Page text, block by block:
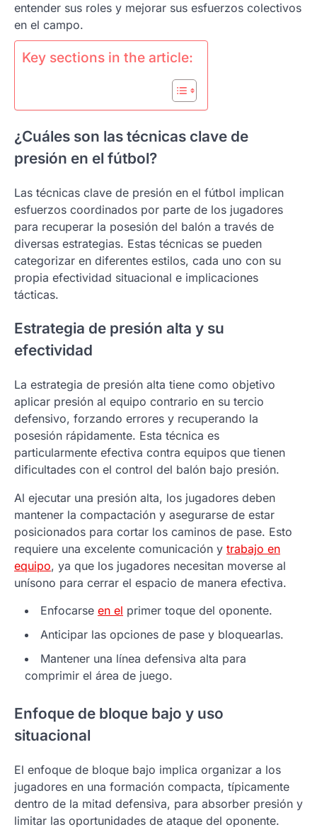
entender sus roles y mejorar sus esfuerzos colectivos
en el campo.
Key sections in the article:
¿Cuáles son las técnicas clave de
presión en el fútbol?
Las técnicas clave de presión en el fútbol implican
esfuerzos coordinados por parte de los jugadores
para recuperar la posesión del balón a través de
diversas estrategias. Estas técnicas se pueden
categorizar en diferentes estilos, cada uno con su
propia efectividad situacional e implicaciones
tácticas.
Estrategia de presión alta y su
efectividad
La estrategia de presión alta tiene como objetivo
aplicar presión al equipo contrario en su tercio
defensivo, forzando errores y recuperando la
posesión rápidamente. Esta técnica es
particularmente efectiva contra equipos que tienen
dificultades con el control del balón bajo presión.
Al ejecutar una presión alta, los jugadores deben
mantener la compactación y asegurarse de estar
posicionados para cortar los caminos de pase. Esto
requiere una excelente comunicación y trabajo en
equipo, ya que los jugadores necesitan moverse al
unísono para cerrar el espacio de manera efectiva.
Enfocarse en el primer toque del oponente.
Anticipar las opciones de pase y bloquearlas.
Mantener una línea defensiva alta para
comprimir el área de juego.
Enfoque de bloque bajo y uso
situacional
El enfoque de bloque bajo implica organizar a los
jugadores en una formación compacta, típicamente
dentro de la mitad defensiva, para absorber presión y
limitar las oportunidades de ataque del oponente.